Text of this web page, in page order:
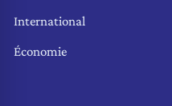
International
Économie